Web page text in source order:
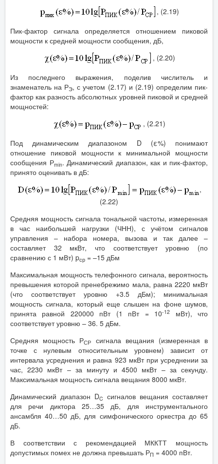
, (2.19)
Пик-фактор сигнала определяется отношением пиковой
мощности к средней мощности сообщения, дБ,
, (2.20)
Из последнего выражения, поделив числитель и
знаменатель на РЭ, с учетом (2.17) и (2.19) определим пик-
фактор как разность абсолютных уровней пиковой и средней
мощностей:
, (2.21)
Под динамическим диапазоном D (ε%) понимают
отношение пиковой мощности к минимальной мощности
сообщения Рmin. Динамический диапазон, как и пик-фактор,
принято оценивать в дБ:
,
(2.22)
Средняя мощность сигнала тональной частоты, измеренная
в час наибольшей нагрузки (ЧНН), с учётом сигналов
управления – набора номера, вызова и так далее –
составляет 32 мкВт, что соответствует уровню (по
сравнению с 1 мВт) pср = –15 дБм
Максимальная мощность телефонного сигнала, вероятность
превышения которой пренебрежимо мала, равна 2220 мкВт
(что соответствует уровню +3.5 дБм); минимальная
мощность сигнала, который еще слышен на фоне шумов,
принята равной 220000 пВт (1 пВт = 10-12
мВт), что
соответствует уровню – 36. 5 дБм.
Средняя мощность РСР
сигнала вещания (измеренная в
точке с нулевым относительным уровнем) зависит от
интервала усреднения и равна 923 мкВт при усреднении за
час, 2230 мкВт – за минуту и 4500 мкВт – за секунду.
Максимальная мощность сигнала вещания 8000 мкВт.
Динамический диапазон DC сигналов вещания составляет
для речи диктора 25…35 дБ, для инструментального
ансамбля 40…50 дБ, для симфонического оркестра до 65
дБ.
В соответствии с рекомендацией МККТТ мощность
допустимых помех не должна превышать РП = 4000 пВт.